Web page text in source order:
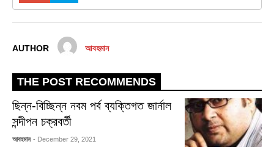
AUTHOR আবহমান
THE POST RECOMMENDS
ছিন্ন-বিচ্ছিন্ন নবম পর্ব ব্যক্তিগত জার্নাল
সন্দীপন চক্রবর্তী
আবহমান - December 29, 2021